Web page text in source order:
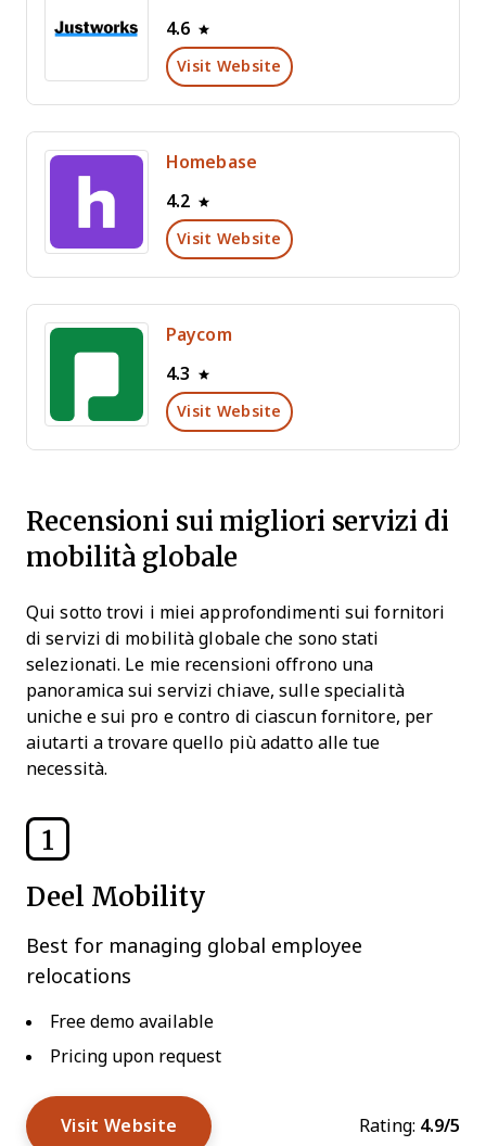
4.6
Visit Website
Homebase
4.2
Visit Website
Paycom
4.3
Visit Website
Recensioni sui migliori servizi di
mobilità globale
Qui sotto trovi i miei approfondimenti sui fornitori
di servizi di mobilità globale che sono stati
selezionati. Le mie recensioni offrono una
panoramica sui servizi chiave, sulle specialità
uniche e sui pro e contro di ciascun fornitore, per
aiutarti a trovare quello più adatto alle tue
necessità.
1
Deel Mobility
Best for managing global employee
relocations
Free demo available
Pricing upon request
Visit Website Rating: 4.9/5